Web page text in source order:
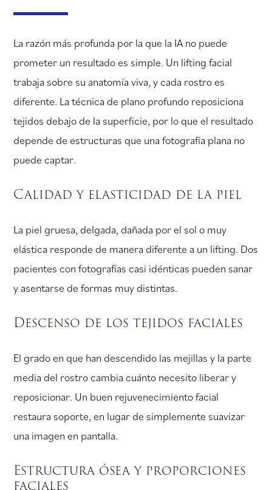
La razón más profunda por la que la IA no puede
prometer un resultado es simple. Un lifting facial
trabaja sobre su anatomía viva, y cada rostro es
diferente. La técnica de plano profundo reposiciona
tejidos debajo de la superficie, por lo que el resultado
depende de estructuras que una fotografía plana no
puede captar.
Calidad y elasticidad de la piel
La piel gruesa, delgada, dañada por el sol o muy
elástica responde de manera diferente a un lifting. Dos
pacientes con fotografías casi idénticas pueden sanar
y asentarse de formas muy distintas.
Descenso de los tejidos faciales
El grado en que han descendido las mejillas y la parte
media del rostro cambia cuánto necesito liberar y
reposicionar. Un buen rejuvenecimiento facial
restaura soporte, en lugar de simplemente suavizar
una imagen en pantalla.
Estructura ósea y proporciones
faciales